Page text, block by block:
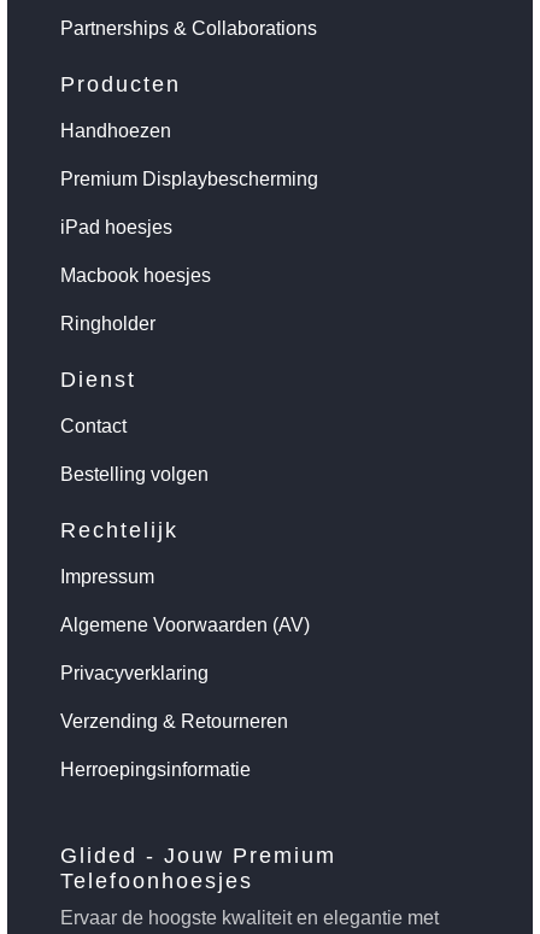
Partnerships & Collaborations
Producten
Handhoezen
Premium Displaybescherming
iPad hoesjes
Macbook hoesjes
Ringholder
Dienst
Contact
Bestelling volgen
Rechtelijk
Impressum
Algemene Voorwaarden (AV)
Privacyverklaring
Verzending & Retourneren
Herroepingsinformatie
Glided - Jouw Premium
Telefoonhoesjes
Ervaar de hoogste kwaliteit en elegantie met